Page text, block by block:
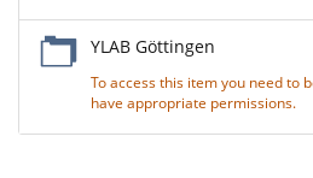
YLAB Göttingen
To access this item you need to
have appropriate permissions.